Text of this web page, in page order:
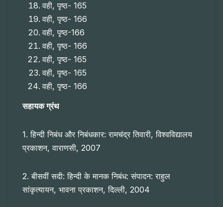
वही, पृष्ठ- 165
वही, पृष्ठ- 166
वही, पृष्ठ-166
वही, पृष्ठ- 166
वही, पृष्ठ- 165
वही, पृष्ठ- 165
वही, पृष्ठ- 166
सहायक ग्रंथ
1. हिन्दी निबंध और निबंधकार: रामचंद्र तिवारी, विश्वविद्यालय
प्रकाशन, वाराणसी, 2007
2. बीसवीं सदी: हिन्दी के मानक निबंध: संपादन: राहुल
सांकृत्यायन, भावना प्रकाशन, दिल्ली, 2004